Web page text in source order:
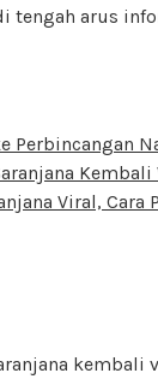
tengah arus
Perbincangan
Kembali
Viral,
kembali